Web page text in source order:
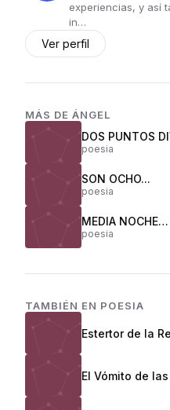
experiencias, y así
in…
Ver perfil
MÁS DEÁNGEL
DOS PUNTOS
poesia
SON OCHO...
poesia
MEDIA NOCHE…
poesia
TAMBIÉN EN POESIA
Estertor de la
El Vómito de